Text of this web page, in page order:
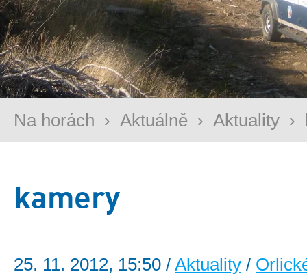
Na horách › Aktuálně › Aktuality ›
kamery
25. 11. 2012, 15:50 / Aktuality /